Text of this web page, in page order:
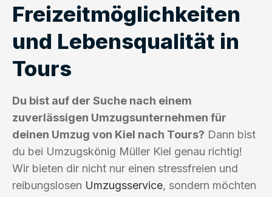
Freizeitmöglichkeiten
und Lebensqualität in
Tours
Du bist auf der Suche nach einem
zuverlässigen Umzugsunternehmen für
deinen Umzug von Kiel nach Tours? Dann bist
du bei Umzugskönig Müller Kiel genau richtig!
Wir bieten dir nicht nur einen stressfreien und
reibungslosen Umzugsservice, sondern möchten